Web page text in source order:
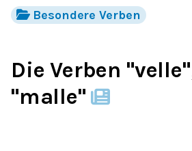
Besondere Verben
Die Verben
"malle"